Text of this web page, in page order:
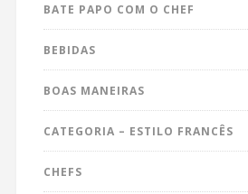
BATE PAPO COM O CHEF
BEBIDAS
BOAS MANEIRAS
CATEGORIA – ESTILO FRANCÊS
CHEFS